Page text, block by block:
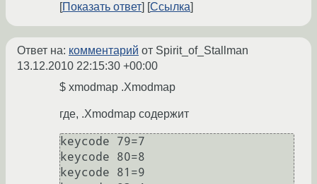
Показать ответ Ссылка
Ответ на: комментарий от Spirit_of_Stallman
13.12.2010 22:15:30 +00:00
$ xmodmap .Xmodmap
где, .Xmodmap содержит
keycode 79=7
keycode 80=8
keycode 81=9